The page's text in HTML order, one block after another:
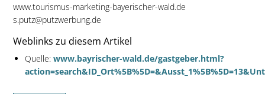
www.tourismus-marketing-bayerischer-wald.de
s.putz@putzwerbung.de
Weblinks zu diesem Artikel
Quelle: www.bayrischer-wald.de/gastgeber.html?